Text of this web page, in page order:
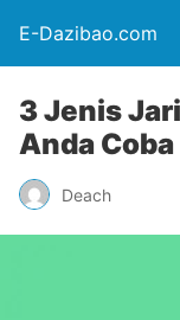
E-Dazibao.com
3 Jenis
Anda
Deach